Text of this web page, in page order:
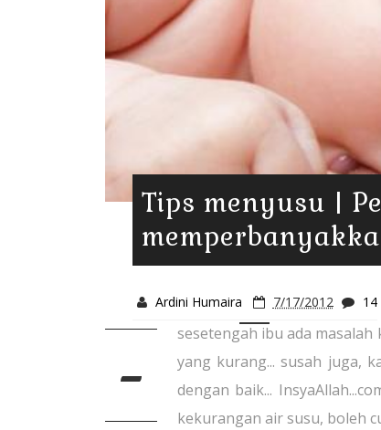
Tips menyusu |
Ardini Humaira 7/17/2012 14
-
sesetengah ibu ada
yang kurang... susah juga,
dengan baik...
kekurangan air susu, boleh